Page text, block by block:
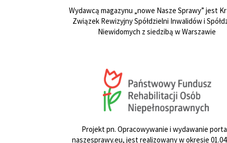
Wydawcą magazynu „nowe Nasze Sprawy” jest
Związek Rewizyjny Spółdzielni Inwalidów i
Niewidomych z siedzibą w Warszawie
Projekt pn. Opracowywanie i wydawanie
naszesprawy.eu, jest realizowany w okresie